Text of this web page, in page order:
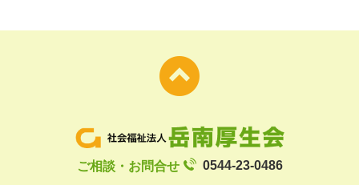
ご相談・お問合せ 0544-23-0486